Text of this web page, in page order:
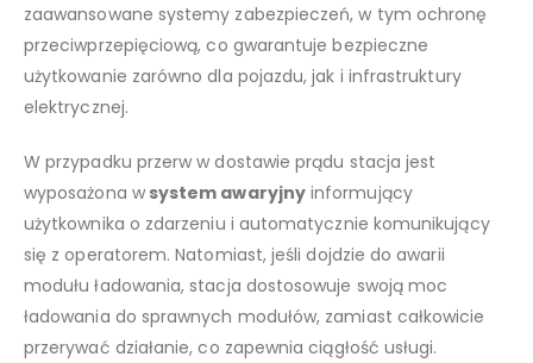
zaawansowane systemy zabezpieczeń, w tym ochronę
przeciwprzepięciową, co gwarantuje bezpieczne
użytkowanie zarówno dla pojazdu, jak i infrastruktury
elektrycznej.
W przypadku przerw w dostawie prądu stacja jest
wyposażona wsystem awaryjnyinformujący
użytkownika o zdarzeniu i automatycznie komunikujący
się z operatorem. Natomiast, jeśli dojdzie do awarii
modułu ładowania, stacja dostosowuje swoją moc
ładowania do sprawnych modułów, zamiast całkowicie
przerywać działanie, co zapewnia ciągłość usługi.